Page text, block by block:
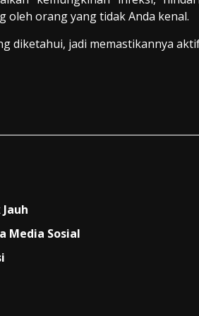
oleh orang yang tidak Anda kenal.
diketahui, jadi memastikannya
Media Sosial